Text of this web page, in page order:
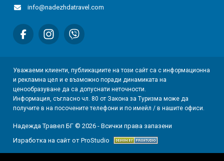
info@nadezhdatravel.com
Уважаеми клиенти, публикациите на този сайт са с информационна
и рекламна цел и е възможно поради динамиката на
ценообразуване да са допуснати неточности.
Информация, съгласно чл. 80 от Закона за Туризма може да
получите в на посочените телефони и по имейл / в нашите офиси.
Надежда Травел БГ © 2026 - Всички права запазени
Изработка на сайт от ProStudio